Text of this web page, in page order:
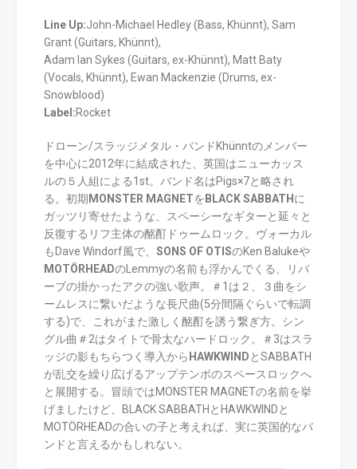
Line Up:John-Michael Hedley (Bass, Khünnt), Sam
Grant (Guitars, Khünnt),
Adam Ian Sykes (Guitars, ex-Khünnt), Matt Baty
(Vocals, Khünnt), Ewan Mackenzie (Drums, ex-
Snowblood)
Label:Rocket
ドローン/スラッジメタル・バンドKhünntのメンバー
を中心に2012年に結成された、英国はニューカッス
ルの５人組による1st。バンド名はPigs×7と略され
る。初期 MONSTER MAGNETを BLACK SABBATH に
ガッツリ寄せたような、スペーシーなギターと延々と
反復するリフ主体の酩酊ドゥームロック。ヴォーカル
もDave Windorf風で、 SONS OF OTISのKen Balukeや
MOTÖRHEADのLemmyの名前も浮かんでくる、リバ
ーブの掛かったアクの強い歌声。＃1は２、３曲をシ
ームレスに繋いだような長尺曲(5分間隔ぐらいで転調
する)で、これがまた激しく酩酊を誘う繋ぎ方。シン
グル曲＃2はタイトで骨太なハードロック。＃3はスラ
ッジの影もちらつく導入から HAWKWINDとSABBATH
が乱交を繰り広げるアップテンポのスペースロックへ
と展開する。冒頭ではMONSTER MAGNETの名前を挙
げましたけど、BLACK SABBATHとHAWKWINDと
MOTÖRHEADの合いの子と考えれば、実に英国的なバ
ンドと言えるかもしれない。